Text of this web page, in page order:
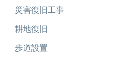
災害復旧工事
耕地復旧
歩道設置